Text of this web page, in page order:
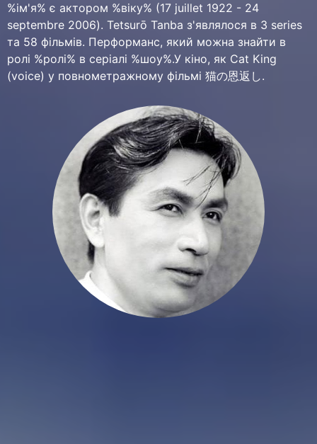
%ім'я% є актором %віку% (17 juillet 1922 - 24
septembre 2006). Tetsurō Tanba з'являлося в 3 series
та 58 фільмів. Перформанс, який можна знайти в
ролі %ролі% в серіалі %шоу%.У кіно, як Cat King
(voice) у повнометражному фільмі 猫の恩返し.